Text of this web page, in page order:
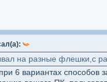
на разные флешки,с
6 вариантах